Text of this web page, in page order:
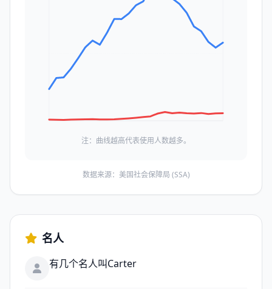
注：曲线越高代表使用人数越多。
数据来源：美国社会保障局 (SSA)
名人
有几个名人叫Carter